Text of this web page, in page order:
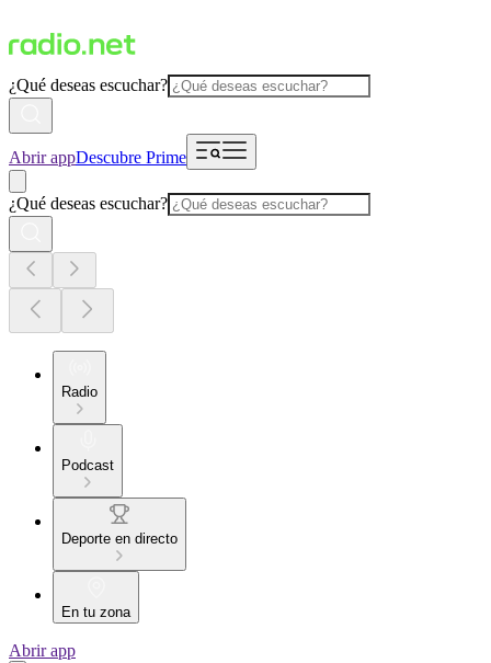
¿Qué deseas escuchar?
Abrir appDescubre Prime
¿Qué deseas escuchar?
Radio
Podcast
Deporte en directo
En tu zona
Abrir app